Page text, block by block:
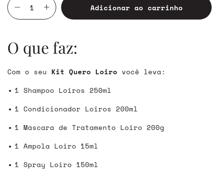
O que faz:
Com o seu Kit Quero Loiro você leva:
1 Shampoo Loiros 250ml
1 Condicionador Loiros 200ml
1 Máscara de Tratamento Loiro 200g
1 Ampola Loiro 15ml
1 Spray Loiro 150ml